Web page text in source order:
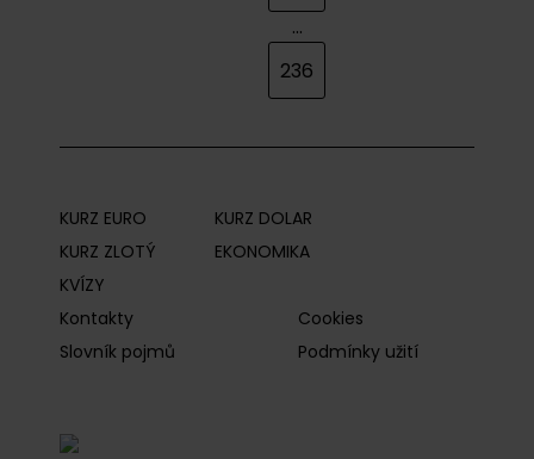
...
236
KURZ EURO
KURZ DOLAR
KURZ ZLOTÝ
EKONOMIKA
KVÍZY
Kontakty
Cookies
Slovník pojmů
Podmínky užití